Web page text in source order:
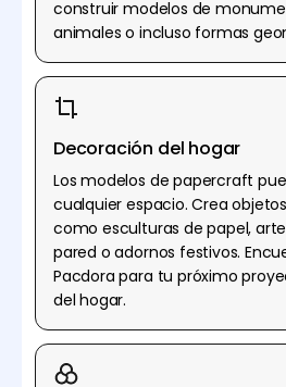
construir modelos de
animales o incluso formas
Decoración del hogar
Los modelos de papercraft
cualquier espacio. Crea
como esculturas de papel,
pared o adornos festivos.
Pacdora para tu próximo
del hogar.